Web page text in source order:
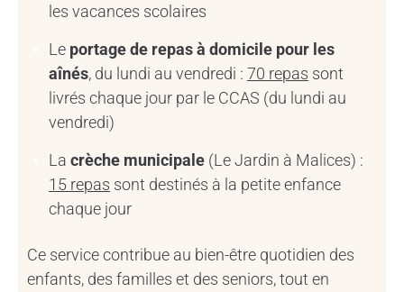
les vacances scolaires
Le portage de repas à domicile pour les
aînés, du lundi au vendredi : 70 repas sont
livrés chaque jour par le CCAS (du lundi au
vendredi)
La crèche municipale (Le Jardin à Malices) :
15 repas sont destinés à la petite enfance
chaque jour
Ce service contribue au bien-être quotidien des
enfants, des familles et des seniors, tout en